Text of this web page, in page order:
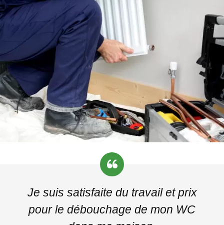
Je suis satisfaite du travail et prix
pour le débouchage de mon WC